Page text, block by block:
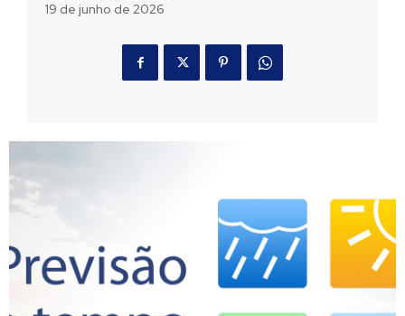
19 de junho de 2026